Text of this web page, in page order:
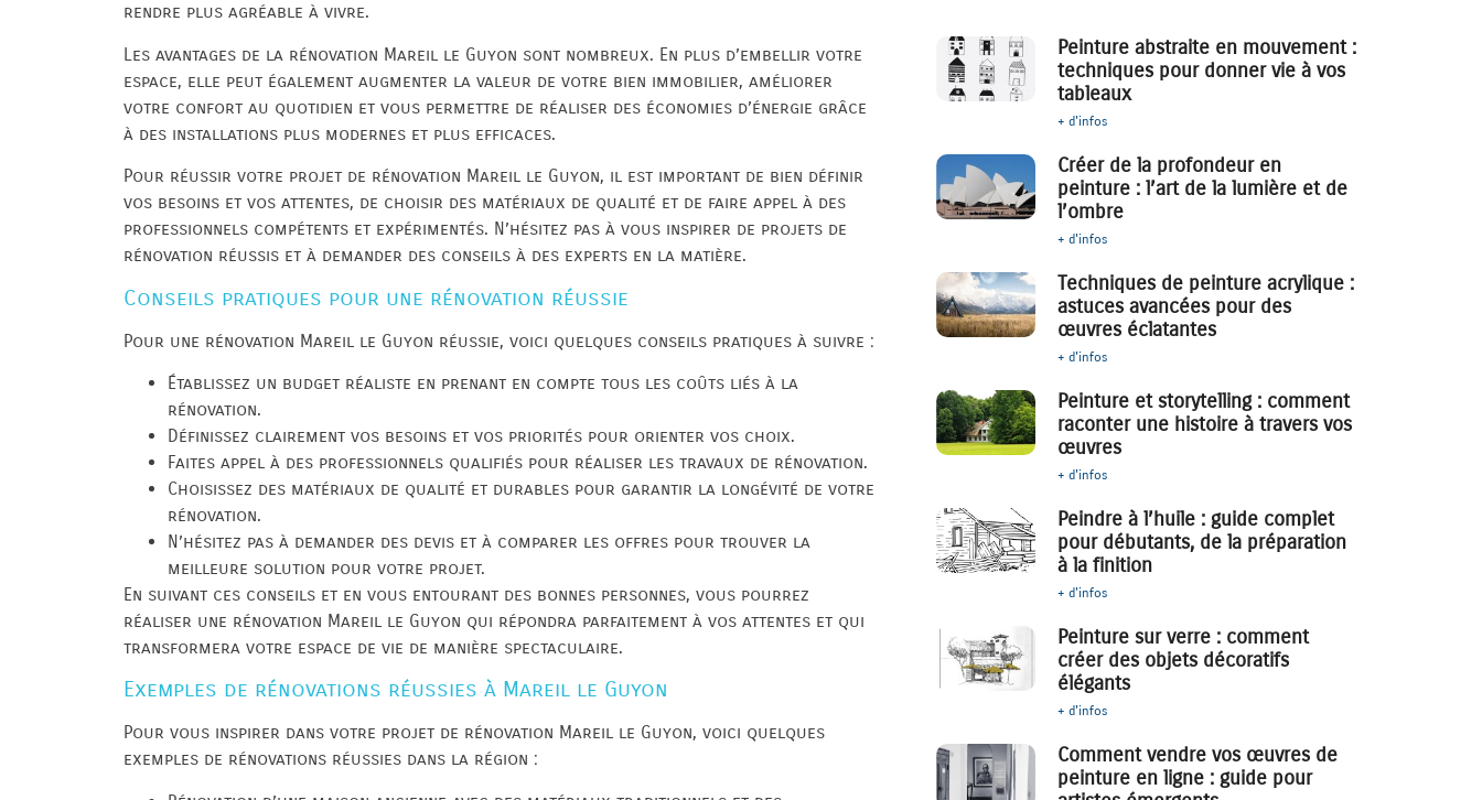
rendre plus agréable à vivre.
Les avantages de la rénovation Mareil le Guyon sont nombreux. En plus d’embellir votre
espace, elle peut également augmenter la valeur de votre bien immobilier, améliorer
votre confort au quotidien et vous permettre de réaliser des économies d’énergie grâce
à des installations plus modernes et plus efficaces.
Pour réussir votre projet de rénovation Mareil le Guyon, il est important de bien définir
vos besoins et vos attentes, de choisir des matériaux de qualité et de faire appel à des
professionnels compétents et expérimentés. N’hésitez pas à vous inspirer de projets de
rénovation réussis et à demander des conseils à des experts en la matière.
Conseils pratiques pour une rénovation réussie
Pour une rénovation Mareil le Guyon réussie, voici quelques conseils pratiques à suivre :
Établissez un budget réaliste en prenant en compte tous les coûts liés à la
rénovation.
Définissez clairement vos besoins et vos priorités pour orienter vos choix.
Faites appel à des professionnels qualifiés pour réaliser les travaux de rénovation.
Choisissez des matériaux de qualité et durables pour garantir la longévité de votre
rénovation.
N’hésitez pas à demander des devis et à comparer les offres pour trouver la
meilleure solution pour votre projet.
En suivant ces conseils et en vous entourant des bonnes personnes, vous pourrez
réaliser une rénovation Mareil le Guyon qui répondra parfaitement à vos attentes et qui
transformera votre espace de vie de manière spectaculaire.
Exemples de rénovations réussies à Mareil le Guyon
Pour vous inspirer dans votre projet de rénovation Mareil le Guyon, voici quelques
exemples de rénovations réussies dans la région :
Peinture abstraite en mouvement :
techniques pour donner vie à vos
tableaux
+ d'infos
Créer de la profondeur en
peinture : l’art de la lumière et de
l’ombre
+ d'infos
Techniques de peinture acrylique :
astuces avancées pour des
œuvres éclatantes
+ d'infos
Peinture et storytelling : comment
raconter une histoire à travers vos
œuvres
+ d'infos
Peindre à l’huile : guide complet
pour débutants, de la préparation
à la finition
+ d'infos
Peinture sur verre : comment
créer des objets décoratifs
élégants
+ d'infos
Comment vendre vos œuvres de
peinture en ligne : guide pour